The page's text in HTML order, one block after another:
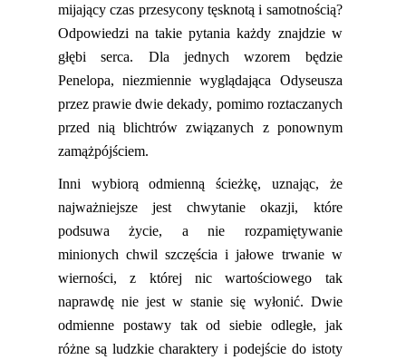
mijający czas przesycony tęsknotą i samotnością?
Odpowiedzi na takie pytania każdy znajdzie w
głębi serca. Dla jednych wzorem będzie
Penelopa, niezmiennie wyglądająca Odyseusza
przez prawie dwie dekady, pomimo roztaczanych
przed nią blichtrów związanych z ponownym
zamążpójściem.
Inni wybiorą odmienną ścieżkę, uznając, że
najważniejsze jest chwytanie okazji, które
podsuwa życie, a nie rozpamiętywanie
minionych chwil szczęścia i jałowe trwanie w
wierności, z której nic wartościowego tak
naprawdę nie jest w stanie się wyłonić. Dwie
odmienne postawy tak od siebie odległe, jak
różne są ludzkie charaktery i podejście do istoty